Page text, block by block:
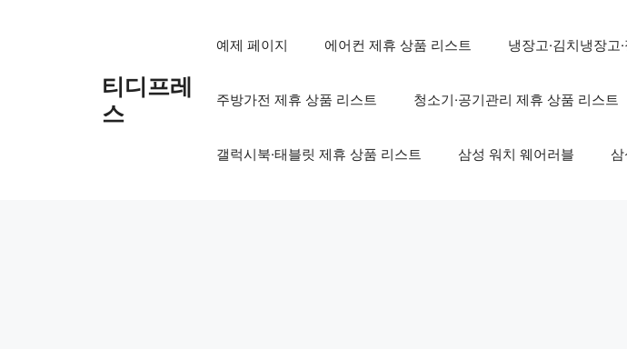
티디프레
스
예제 페이지 에어컨 제휴 상품 리스트 냉장고·김치냉장고
주방가전 제휴 상품 리스트 청소기·공기관리 제휴 상품 리스트
갤럭시북·태블릿 제휴 상품 리스트 삼성 워치 웨어러블 삼